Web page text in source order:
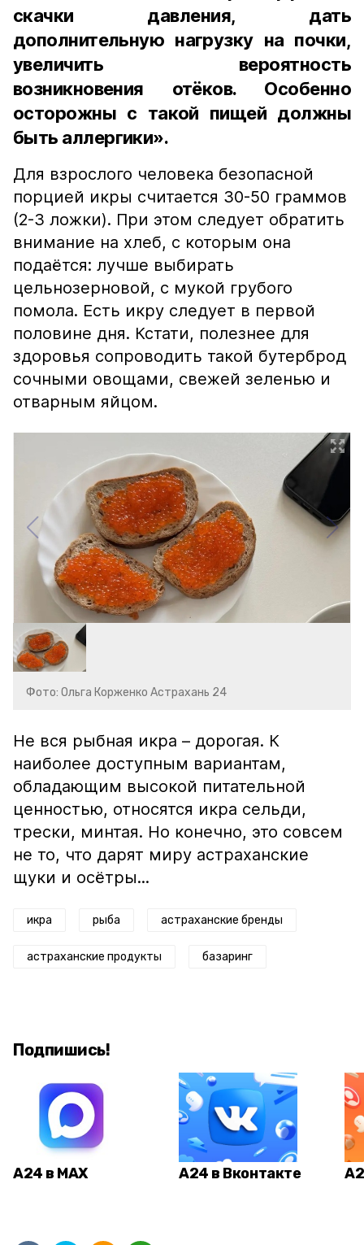
скачки давления, дать
дополнительную нагрузку на почки,
увеличить вероятность
возникновения отёков. Особенно
осторожны с такой пищей должны
быть аллергики».
Для взрослого человека безопасной
порцией икры считается 30-50 граммов
(2-3 ложки). При этом следует обратить
внимание на хлеб, с которым она
подаётся: лучше выбирать
цельнозерновой, с мукой грубого
помола. Есть икру следует в первой
половине дня. Кстати, полезнее для
здоровья сопроводить такой бутерброд
сочными овощами, свежей зеленью и
отварным яйцом.
Фото: Ольга Корженко Астрахань 24
Не вся рыбная икра – дорогая. К
наиболее доступным вариантам,
обладающим высокой питательной
ценностью, относятся икра сельди,
трески, минтая. Но конечно, это совсем
не то, что дарят миру астраханские
щуки и осётры...
икра рыба астраханские бренды
астраханские продукты базаринг
Подпишись!
А24 в MAX А24 в Вконтакте